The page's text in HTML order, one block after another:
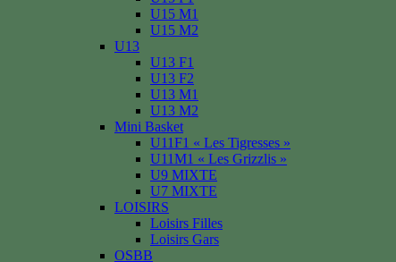
U15 M1
U15 M2
U13
U13 F1
U13 F2
U13 M1
U13 M2
Mini Basket
U11F1 « Les Tigresses »
U11M1 « Les Grizzlis »
U9 MIXTE
U7 MIXTE
LOISIRS
Loisirs Filles
Loisirs Gars
OSBB